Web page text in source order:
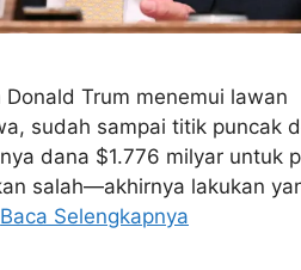
Donald Trum menemui lawan
sudah sampai titik puncak
dana $1.776 milyar untuk
salah—akhirnya lakukan
Baca Selengkapnya